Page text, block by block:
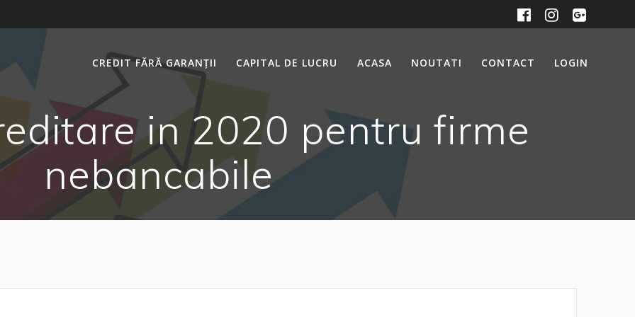
CREDIT FĂRĂ GARANȚII CAPITAL DE LUCRU ACASA NOUTATI CONTACT LOGIN
in 2020 pentru firme
nebancabile